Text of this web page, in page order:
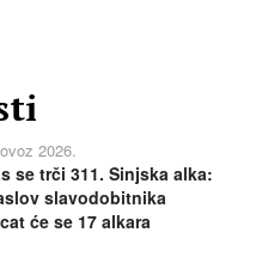
2026.
se trči 311. Sinjska alka:
slavodobitnika
će se 17 alkara